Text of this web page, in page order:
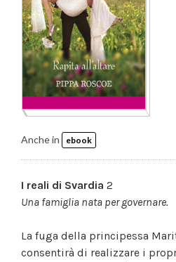
Anche in ebook
I reali di Svardia 2
Una famiglia nata per governare.
La fuga della principessa
consentirà di realizzare i